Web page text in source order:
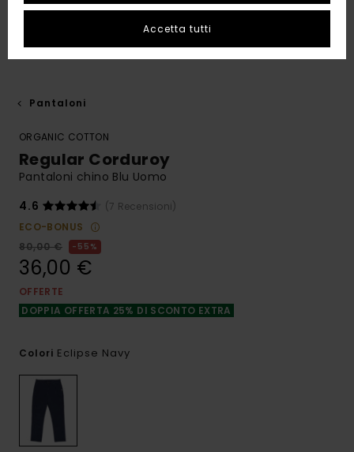
Pantaloni
ORGANIC COTTON
Regular Corduroy
Pantaloni chino Blu Uomo
4.6
(7 Recensioni)
ECO-BONUS
80,00 €
55%
36,00 €
OFFERTE
DOPPIA OFFERTA 25% DI SCONTO EXTRA
Colori Eclipse Navy
Accetta tutti